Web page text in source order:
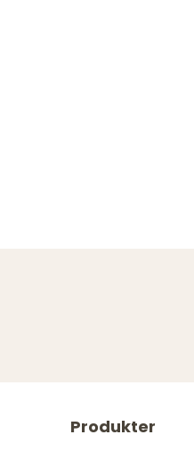
Produkter